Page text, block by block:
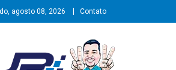
agosto 08, 2026 Contato